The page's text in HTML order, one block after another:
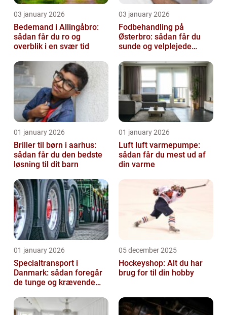
03 january 2026
Bedemand i Allingåbro:
sådan får du ro og
overblik i en svær tid
03 january 2026
Fodbehandling på
Østerbro: sådan får du
sunde og velplejede
01 january 2026
Briller til børn i aarhus:
sådan får du den bedste
løsning til dit barn
01 january 2026
Luft luft varmepumpe:
sådan får du mest ud af
din varme
01 january 2026
Specialtransport i
Danmark: sådan foregår
de tunge og krævende
05 december 2025
Hockeyshop: Alt du har
brug for til din hobby